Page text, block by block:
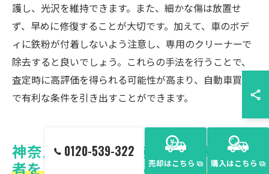
護し、光沢を維持できます。また、細かな傷は放置せ
ず、早めに修復することが大切です。加えて、車のボデ
ィに鉄粉が付着しないよう注意し、専用のクリーナーで
除去すると良いでしょう。これらの手法を行うことで、
査定時に高評価を得られる可能性が高まり、自動車買取
で有利な条件を引き出すことができます。
神奈川県で信頼できる自動車買取業
者を見極めるポイント
0120-539-322
売却はこちら 購入はこちら